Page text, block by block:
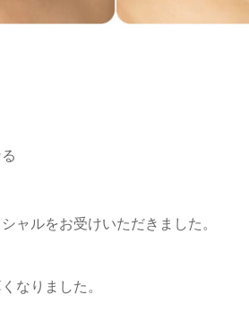
ャルをお受けいただきました。
なりました。